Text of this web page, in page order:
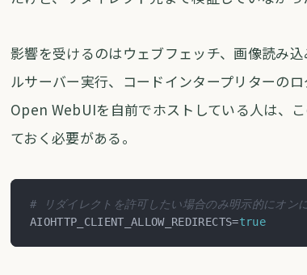
影響を受けるのはウェブフェッチ、画像読み
ルサーバー実行、コードインタープリターのロ
Open WebUIを自前でホストしている人は、
ておく必要がある。
# リダイレクトを許可したい場合のみ明示的にオン
AIOHTTP_CLIENT_ALLOW_REDIRECTS=true